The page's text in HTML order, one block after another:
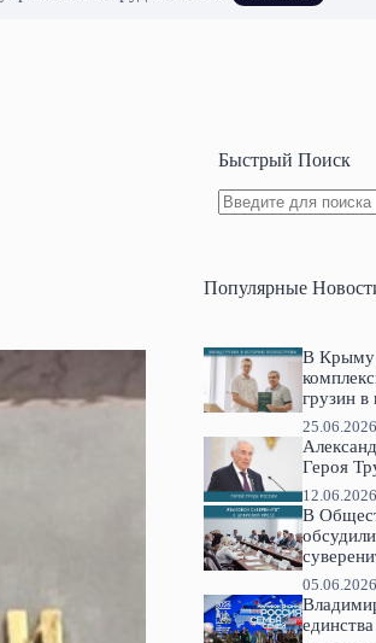
Быстрый Поиск
Популярные
В Крыму
грузин в
25.06.2026
Героя
12.06.2026
В
05.06.2026